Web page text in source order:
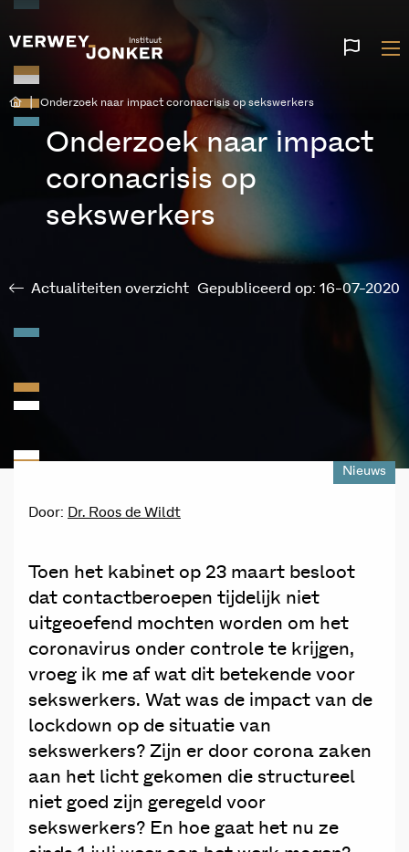
| Onderzoek naar impact coronacrisis op sekswerkers
Onderzoek naar impact
coronacrisis op
sekswerkers
Actualiteiten overzicht Gepubliceerd op: 16-07-2020
Nieuws
Door: Dr. Roos de Wildt
Toen het kabinet op 23 maart besloot
dat contactberoepen tijdelijk niet
uitgeoefend mochten worden om het
coronavirus onder controle te krijgen,
vroeg ik me af wat dit betekende voor
sekswerkers. Wat was de impact van de
lockdown op de situatie van
sekswerkers? Zijn er door corona zaken
aan het licht gekomen die structureel
niet goed zijn geregeld voor
sekswerkers? En hoe gaat het nu ze